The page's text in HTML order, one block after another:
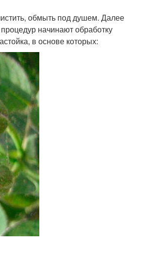
обмыть под душем. Далее
начинают обработку
в основе которых: